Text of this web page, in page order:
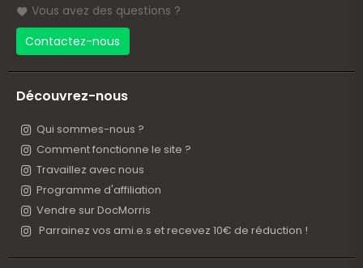
Vous avez des questions ?
Contactez-nous
Découvrez-nous
Qui sommes-nous ?
Comment fonctionne le site ?
Travaillez avec nous
Programme d'affiliation
Vendre sur DocMorris
Parrainez vos ami.e.s et recevez 10€ de réduction !